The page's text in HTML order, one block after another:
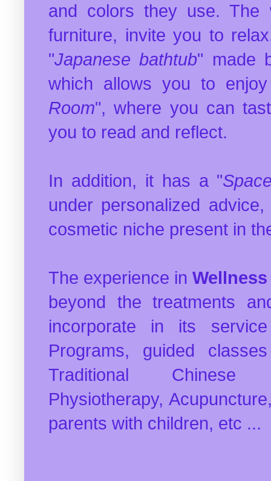
and colors they use.The
furniture, invite you to
"Japanese bathtub" made
which allows you to
Room", where you can
you to read and reflect.
In addition, it has a "
under personalized
cosmetic niche present in
The experience in
beyond the treatments
incorporate in its
Programs, guided
Traditional Chinese
Physiotherapy,
parents with children, etc ...